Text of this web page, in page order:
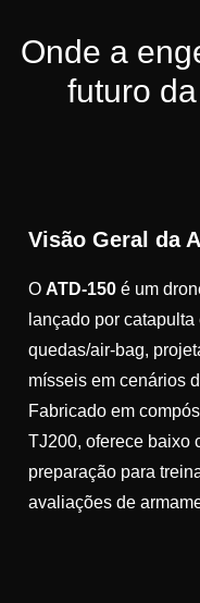
Onde a
futuro
Visão Geral da
O ATD-150 é um
lançado por
quedas/air-bag,
mísseis em cenários
Fabricado em
TJ200, oferece baixo
preparação para
avaliações de